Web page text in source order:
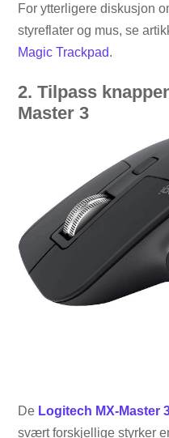
For ytterligere diskusjon
styreflater og mus, se
Magic Trackpad.
2. Tilpass
Master 3
De Logitech MX-Master
svært forskjellige styrker